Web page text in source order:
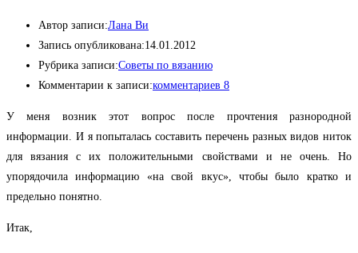
Автор записи:Лана Ви
Запись опубликована:14.01.2012
Рубрика записи:Советы по вязанию
Комментарии к записи:комментариев 8
У меня возник этот вопрос после прочтения разнородной
информации. И я попыталась составить перечень разных видов ниток
для вязания с их положительными свойствами и не очень. Но
упорядочила информацию «на свой вкус», чтобы было кратко и
предельно понятно.
Итак,